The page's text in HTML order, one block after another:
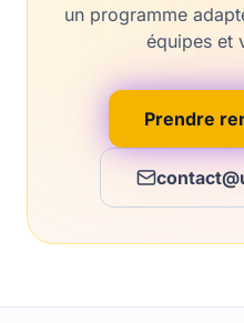
un programme
équipes et
Prendre